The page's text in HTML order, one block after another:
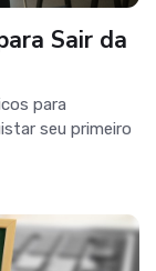
Sair da
para
seu primeiro